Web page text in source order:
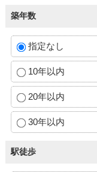
築年数
指定なし
10年以内
20年以内
30年以内
駅徒歩